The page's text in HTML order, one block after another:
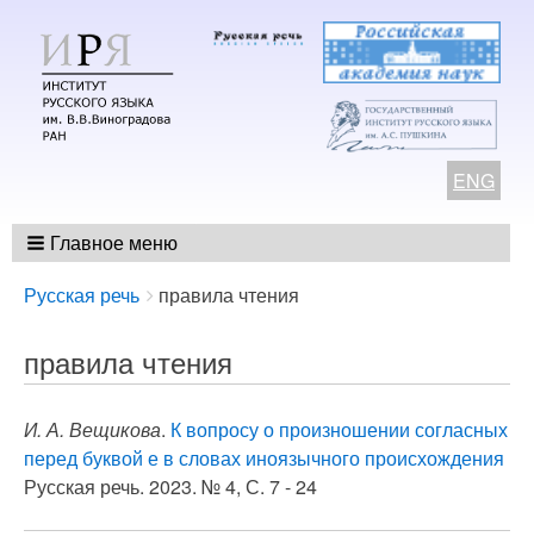
ENG
Главное меню
Breadcrumbs
You
here:
Русская речь правила чтения
правила чтения
И. А. Вещикова. К вопросу о произношении согласных
перед буквой е в словах иноязычного происхождения
Русская речь. 2023. № 4, С. 7 - 24